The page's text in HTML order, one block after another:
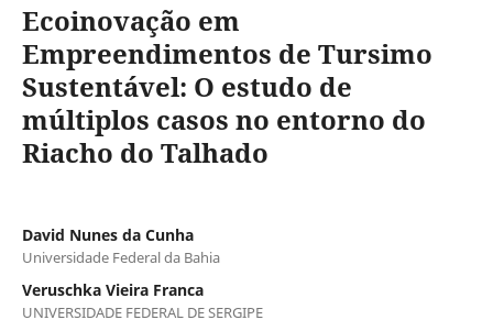
Ecoinovação em
Empreendimentos de Tursimo
Sustentável: O estudo de
múltiplos casos no entorno do
Riacho do Talhado
David Nunes da Cunha
Universidade Federal da Bahia
Veruschka Vieira Franca
UNIVERSIDADE FEDERAL DE SERGIPE